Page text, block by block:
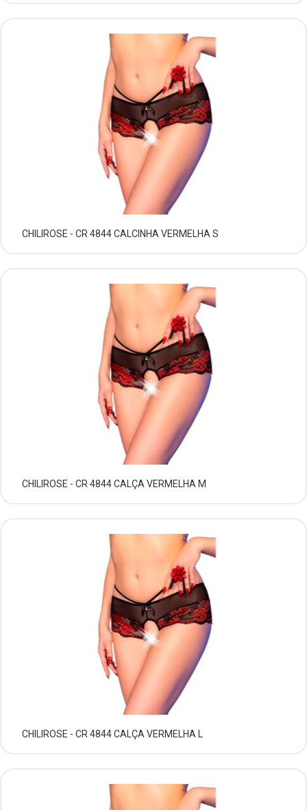
CHILIROSE - CR 4844 CALCINHA VERMELHA S
CHILIROSE - CR 4844 CALÇA VERMELHA M
CHILIROSE - CR 4844 CALÇA VERMELHA L